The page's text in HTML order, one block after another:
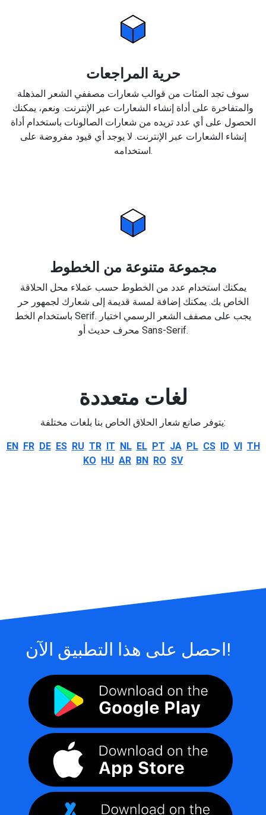
حرية المراجعات
سوف تجد المئات من قوالب شعارات مصففي الشعر المذهلة
والمتفاخرة على أداة إنشاء الشعارات عبر الإنترنت. ونعم، يمكنك
الحصول على أي عدد تريده من شعارات الصالونات باستخدام أداة
إنشاء الشعارات عبر الإنترنت. لا يوجد أي قيود مفروضة على
استخدامه.
مجموعة متنوعة من الخطوط
يمكنك استخدام عدد من الخطوط حسب عملاء محل الحلاقة
الخاص بك. يمكنك إضافة لمسة قديمة إلى شعارك لجمهور حر
باستخدام الخط Serif. يجب على مصفف الشعر الرسمي اختيار
محرف حديث أو Sans-Serif.
لغات متعددة
يتوفر صانع شعار الحلاق الخاص بنا بلغات مختلفة:
EN FR DE ES RU TR IT NL EL PT JA PL CS ID VI TH
KO HU AR BN RO SV
احصل على هذا التطبيق الآن!